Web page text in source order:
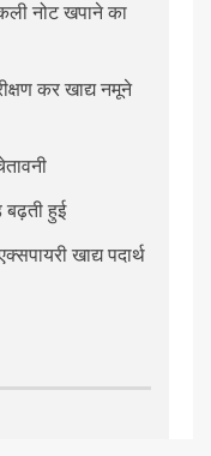
नोट खपाने का
कर खाद्य नमूने
बढ़ती हुई
खाद्य पदार्थ